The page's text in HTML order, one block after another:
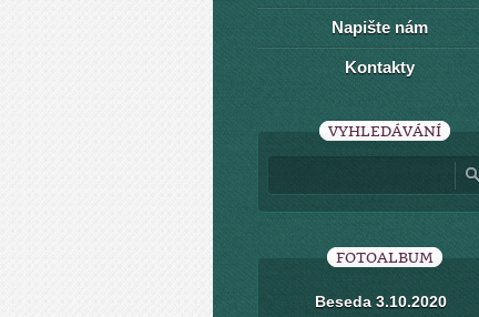
Napište nám
Kontakty
VYHLEDÁVÁNÍ
FOTOALBUM
Beseda 3.10.2020